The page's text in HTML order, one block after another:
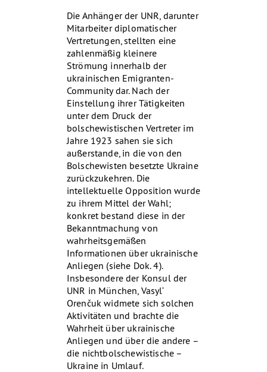
Die Anhänger der UNR, darunter
Mitarbeiter diplomatischer
Vertretungen, stellten eine
zahlenmäßig kleinere
Strömung innerhalb der
ukrainischen Emigranten-
Community dar. Nach der
Einstellung ihrer Tätigkeiten
unter dem Druck der
bolschewistischen Vertreter im
Jahre 1923 sahen sie sich
außerstande, in die von den
Bolschewisten besetzte Ukraine
zurückzukehren. Die
intellektuelle Opposition wurde
zu ihrem Mittel der Wahl;
konkret bestand diese in der
Bekanntmachung von
wahrheitsgemäßen
Informationen über ukrainische
Anliegen (siehe Dok. 4).
Insbesondere der Konsul der
UNR in München, Vasyl‘
Orenčuk widmete sich solchen
Aktivitäten und brachte die
Wahrheit über ukrainische
Anliegen und über die andere –
die nichtbolschewistische –
Ukraine in Umlauf.